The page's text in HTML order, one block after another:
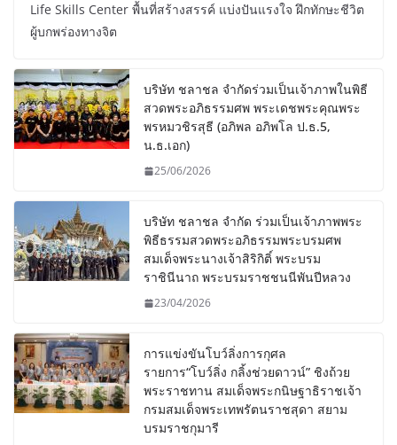
Life Skills Center พื้นที่สร้างสรรค์ แบ่งปันแรงใจ ฝึกทักษะชีวิต
ผู้บกพร่องทางจิต
บริษัท ชลาชล จำกัดร่วมเป็นเจ้าภาพในพิธี
สวดพระอภิธรรมศพ พระเดชพระคุณพระ
พรหมวชิรสุธี (อภิพล อภิพโล ป.ธ.5,
น.ธ.เอก)
25/06/2026
บริษัท ชลาชล จำกัด ร่วมเป็นเจ้าภาพพระ
พิธีธรรมสวดพระอภิธรรมพระบรมศพ
สมเด็จพระนางเจ้าสิริกิติ์ พระบรม
ราชินีนาถ พระบรมราชชนนีพันปีหลวง
23/04/2026
การแข่งขันโบว์ลิ่งการกุศล
รายการ“โบว์ลิ่ง กลิ้งช่วยดาวน์” ชิงถ้วย
พระราชทาน สมเด็จพระกนิษฐาธิราชเจ้า
กรมสมเด็จพระเทพรัตนราชสุดา สยาม
บรมราชกุมารี